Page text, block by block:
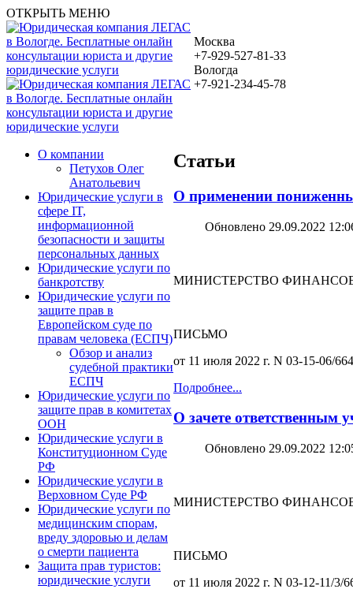
ОТКРЫТЬ МЕНЮ
Москва
+7-929-527-81-33
Вологда
+7-921-234-45-78
О компании
Петухов Олег
Анатольевич
Юридические услуги в
сфере IT,
информационной
безопасности и защиты
персональных данных
Юридические услуги по
банкротству
Юридические услуги по
защите прав в
Европейском суде по
правам человека (ЕСПЧ)
Обзор и анализ
судебной практики
ЕСПЧ
Юридические услуги по
защите прав в комитетах
ООН
Юридические услуги в
Конституционном Суде
РФ
Юридические услуги в
Верховном Суде РФ
Юридические услуги по
медицинским спорам,
вреду здоровью и делам
о смерти пациента
Защита прав туристов:
юридические услуги
Статьи
О применении
Обновлено 29.09.2022
МИНИСТЕРСТВО
ПИСЬМО
от 11 июля 2022 г. N 03-15-06/
Подробнее...
О зачете ответственным
Обновлено 29.09.2022
МИНИСТЕРСТВО
ПИСЬМО
от 11 июля 2022 г. N 03-12-11/3/